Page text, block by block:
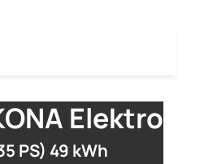
Elektro
PS) 49 kWh